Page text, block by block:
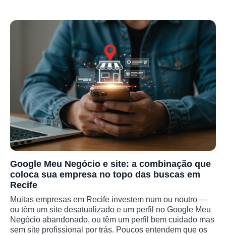
Google Meu Negócio e site: a combinação que
coloca sua empresa no topo das buscas em
Recife
Muitas empresas em Recife investem num ou noutro —
ou têm um site desatualizado e um perfil no Google Meu
Negócio abandonado, ou têm um perfil bem cuidado mas
sem site profissional por trás. Poucos entendem que os